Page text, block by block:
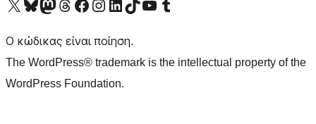
Visit our X (formerly Twitter) account
Visit our Bluesky account
Επισκεφθείτε τον λογαριασμό μας στο Mastodon
Visit our Threads account
Επισκεφτείτε τη σελίδα μας στο Facebook
Επισκεφθείτε τον λογαριασμό μας Instagram
Επισκεφθείτε τον λογαριασμό μας LinkedIn
Visit our TikTok account
Visit our YouTube channel
Visit our Tumblr account
Ο κώδικας είναι ποίηση.
The WordPress® trademark is the intellectual property of the
WordPress Foundation.